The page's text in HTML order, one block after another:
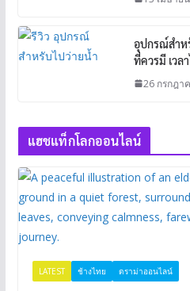
อุปกรณ์สำห
ที่ควรมี เวล
26 กรกฎา
แฮชแท็กโลกออนไลน์
LATEST ช้างไทย ดราม่าออนไลน์